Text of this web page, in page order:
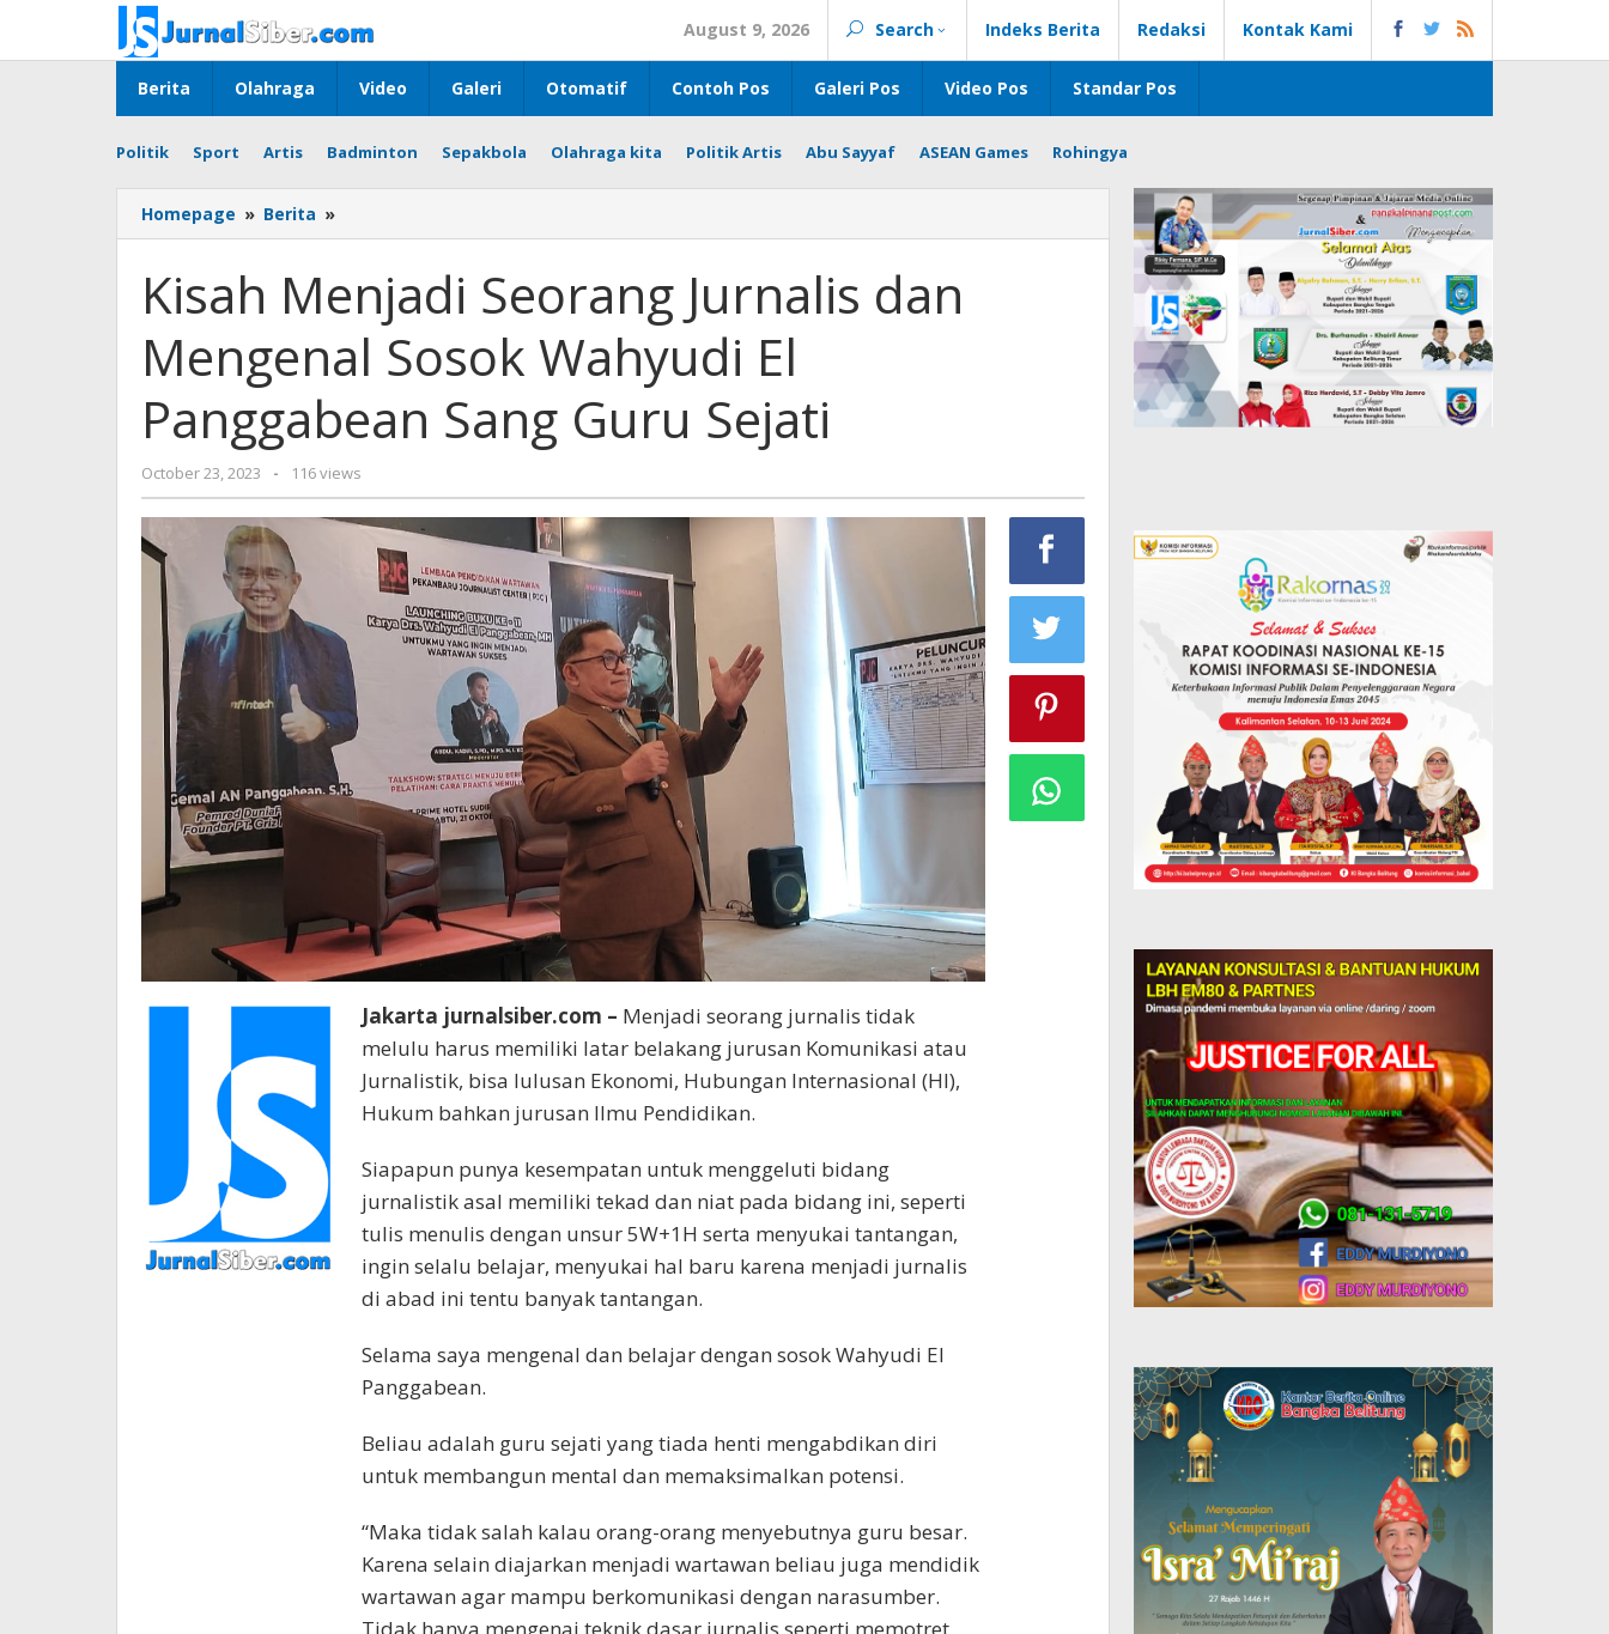
content
August 9, 2026 Search Indeks Berita Redaksi Kontak Kami
Berita Olahraga Video Galeri Otomatif Contoh Pos Galeri Pos Video Pos Standar Pos
Politik Sport Artis Badminton Sepakbola Olahraga kita Politik Artis Abu Sayyaf ASEAN Games Rohingya
Homepage » Berita »
Menjadi
Jurnalis
dan
Mengenal
Sosok
El
Panggabean
Sejati
Kisah Menjadi Seorang Jurnalis dan
Mengenal Sosok Wahyudi El
Panggabean Sang Guru Sejati
October 23, 2023
by
Jurnalsiber
- 116 views
Jakarta jurnalsiber.com – Menjadi seorang jurnalis tidak
melulu harus memiliki latar belakang jurusan Komunikasi atau
Jurnalistik, bisa lulusan Ekonomi, Hubungan Internasional (HI),
Hukum bahkan jurusan Ilmu Pendidikan.
Siapapun punya kesempatan untuk menggeluti bidang
jurnalistik asal memiliki tekad dan niat pada bidang ini, seperti
tulis menulis dengan unsur 5W+1H serta menyukai tantangan,
ingin selalu belajar, menyukai hal baru karena menjadi jurnalis
di abad ini tentu banyak tantangan.
Selama saya mengenal dan belajar dengan sosok Wahyudi El
Panggabean.
Beliau adalah guru sejati yang tiada henti mengabdikan diri
untuk membangun mental dan memaksimalkan potensi.
“Maka tidak salah kalau orang-orang menyebutnya guru besar.
Karena selain diajarkan menjadi wartawan beliau juga mendidik
wartawan agar mampu berkomunikasi dengan narasumber.